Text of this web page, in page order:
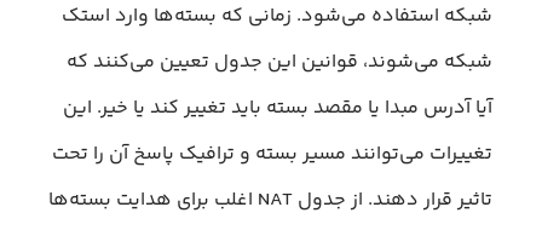
شبکه استفاده می‌شود. زمانی که بسته‌‌ها وارد استک
شبکه می‌شوند، قوانین این جدول تعیین می‌کنند که
آیا آدرس مبدا یا مقصد بسته باید تغییر کند یا خیر. این
تغییرات می‌توانند مسیر بسته و ترافیک پاسخ آن را تحت
تاثیر قرار دهند. از جدول NAT اغلب برای هدایت بسته‌ها